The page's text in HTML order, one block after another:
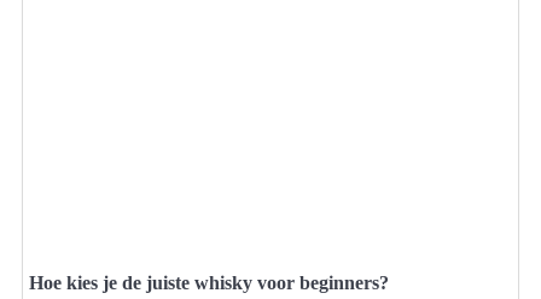
Hoe kies je de juiste whisky voor beginners?